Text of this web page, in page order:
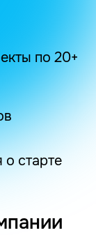
по 20+
старте